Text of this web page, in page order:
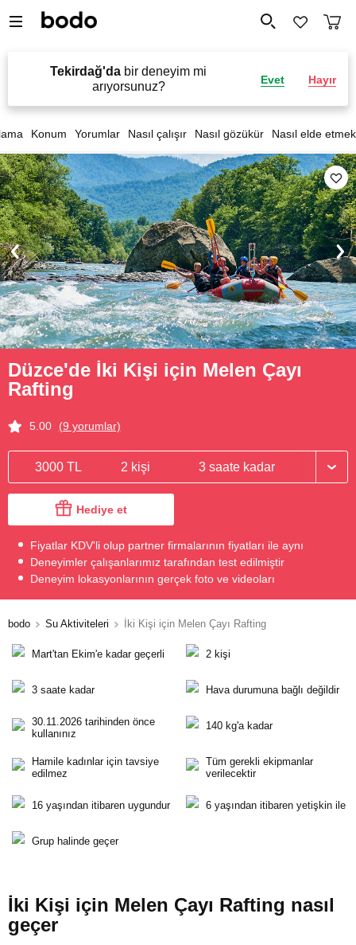
Tekirdağ'da bir deneyim mi
arıyorsunuz?
Evet Hayır
Konum Yorumlar Nasıl çalışır Nasıl gözükür Nasıl elde etmek
Düzce'de İki Kişi için Melen Çayı
Rafting
5.00 (9 yorumlar)
3000 TL 2 kişi 3 saate kadar
Hediye et
Fiyatlar KDV'li olup partner firmalarının fiyatları ile aynı
Deneyimler çalışanlarımız tarafından test edilmiştir
Deneyim lokasyonlarının gerçek foto ve videoları
bodo Su Aktiviteleri İki Kişi için Melen Çayı Rafting
Mart'tan Ekim'e kadar geçerli 2 kişi
3 saate kadar Hava durumuna bağlı değildir
30.11.2026 tarihinden önce
kullanınız
140 kg'a kadar
Hamile kadınlar için tavsiye
edilmez
Tüm gerekli ekipmanlar
verilecektir
16 yaşından itibaren uygundur 6 yaşından itibaren yetişkin ile
Grup halinde geçer
İki Kişi için Melen Çayı Rafting nasıl
geçer